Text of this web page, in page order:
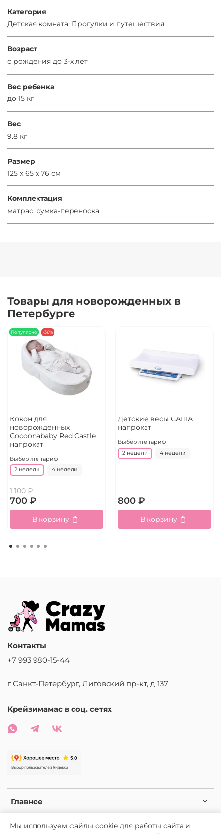
Категория
Детская комната, Прогулки и путешествия
Возраст
с рождения до 3-х лет
Вес ребенка
до 15 кг
Вес
9,8 кг
Размер
125 х 65 х 76 см
Комплектация
матрас, сумка-переноска
Товары для новорожденных в
Петербурге
Популярно -36%
Кокон для
новорожденных
Cocoonababy Red Castle
напрокат
Выберите тариф
2 недели
4 недели
1 100 ₽
700 ₽
В корзину
Детские весы САША
напрокат
Выберите тариф
2 недели
4 недели
800 ₽
В корзину
Главное
Условия
Контакты
+7 993 980-15-44
г Санкт-Петербург, Лиговский пр-кт, д 137
Крейзимамас в соц. сетях
Мы используем файлы cookie для работы сайта и